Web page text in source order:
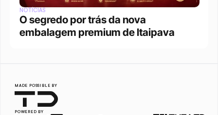
NOTÍCIAS
O segredo por trás da nova
embalagem premium de Itaipava
MADE POSSIBLE BY
POWERED BY